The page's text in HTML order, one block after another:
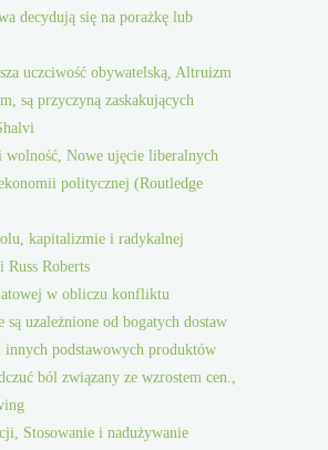
decydują się na porażkę lub
uczciwość obywatelską, Altruizm
są przyczyną zaskakujących
wolność, Nowe ujęcie liberalnych
politycznej (Routledge
kapitalizmie i radykalnej
Roberts
w obliczu konfliktu
uzależnione od bogatych dostaw
podstawowych produktów
ból związany ze wzrostem cen.,
Stosowanie i nadużywanie